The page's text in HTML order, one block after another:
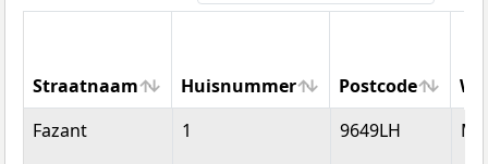
Straatnaam Huisnummer Postcode
Straatnaam
Huisnummer Postcode
Fazant 1 9649LH